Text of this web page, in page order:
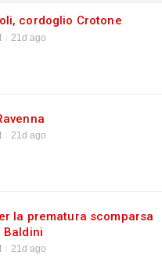
cordoglio Crotone
21d ago
21d ago
la prematura scomparsa
Baldini
21d ago